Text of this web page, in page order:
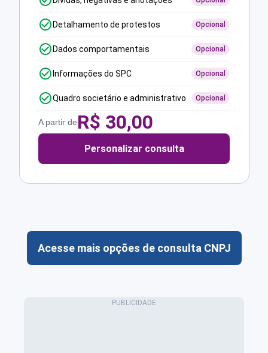
Detalhamento de protestos Opcional
Dados comportamentais Opcional
Informações do SPC Opcional
Quadro societário e administrativo Opcional
A partir deR$ 30,00
Personalizar consulta
Acesse mais opções de consulta CNPJ